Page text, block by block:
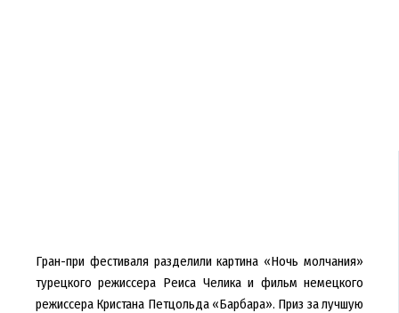
Гран-при фестиваля разделили картина «Ночь молчания»
турецкого режиссера Реиса Челика и фильм немецкого
режиссера Кристана Петцольда «Барбара». Приз за лучшую